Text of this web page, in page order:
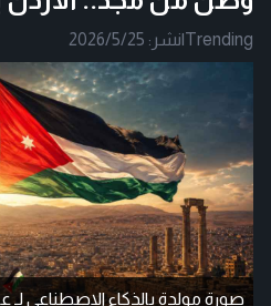
Trending
|نشر: 2026/5/25
صورة مولدة بالذكاء الاصطناعي لـ